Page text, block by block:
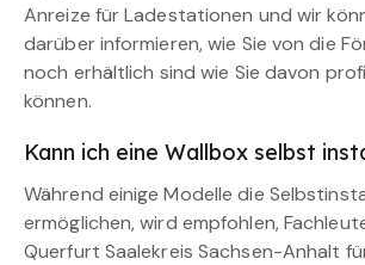
Anreize für Ladestationen und wir
darüber informieren, wie Sie von die
noch erhältlich sind wie Sie davon
können.
Kann ich eine Wallbox selbst
Während einige Modelle die
ermöglichen, wird empfohlen,
Querfurt Saalekreis Sachsen-Anhalt